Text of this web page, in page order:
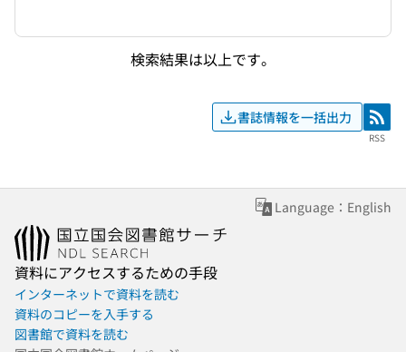
検索結果は以上です。
書誌情報を一括出力 RSS
RSS
Language：English
資料にアクセスするための手段
インターネットで資料を読む
資料のコピーを入手する
図書館で資料を読む